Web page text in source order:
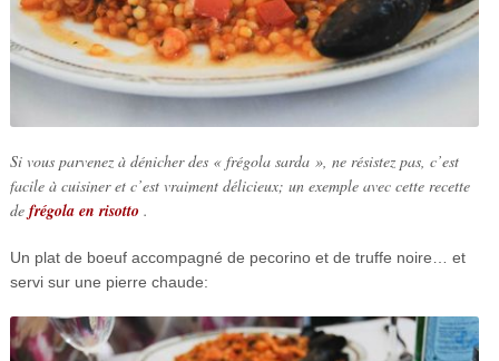
Si vous parvenez à dénicher des « frégola sarda », ne résistez pas, c’est
facile à cuisiner et c’est vraiment délicieux; un exemple avec cette recette
de frégola en risotto.
Un plat de boeuf accompagné de pecorino et de truffe noire… et
servi sur une pierre chaude: